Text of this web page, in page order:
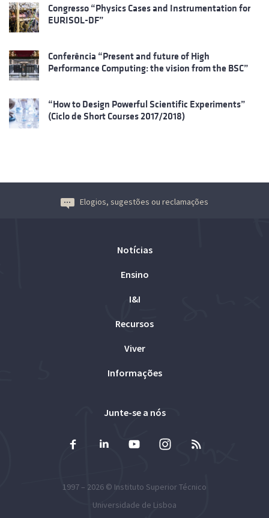
Congresso “Physics Cases and Instrumentation for
EURISOL-DF”
Conferência “Present and future of High
Performance Computing: the vision from the BSC”
“How to Design Powerful Scientific Experiments”
(Ciclo de Short Courses 2017/2018)
Elogios, sugestões ou reclamações
Notícias
Ensino
I&I
Recursos
Viver
Informações
Junte-se a nós
1997 – 2026 © Instituto Superior Técnico
Universidade de Lisboa